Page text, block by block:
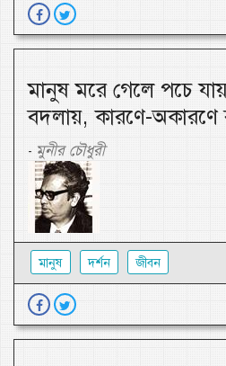
মানুষ মরে গেলে পচে
বদলায়, কারণে-অকারণে
- মুনীর চৌধুরী
মানুষ দর্শন জীবন